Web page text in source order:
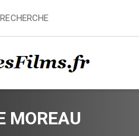
RECHERCHE
MOREAU